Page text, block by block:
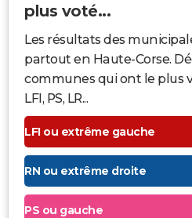
plus voté...
Les résultats des
partout en Haute-Corse.
communes qui ont le plus
LFI, PS, LR...
LFI ou extrême gauche
RN ou extrême droite
PS ou gauche